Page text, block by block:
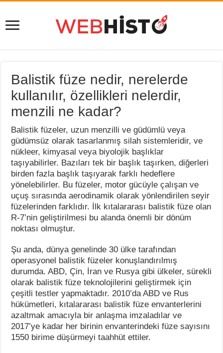
Balistik füze nedir, nerelerde
kullanılır, özellikleri nelerdir,
menzili ne kadar?
Balistik füzeler, uzun menzilli ve güdümlü veya
güdümsüz olarak tasarlanmış silah sistemleridir, ve
nükleer, kimyasal veya biyolojik başlıklar
taşıyabilirler. Bazıları tek bir başlık taşırken, diğerleri
birden fazla başlık taşıyarak farklı hedeflere
yönelebilirler. Bu füzeler, motor gücüyle çalışan ve
uçuş sırasında aerodinamik olarak yönlendirilen seyir
füzelerinden farklıdır. İlk kıtalararası balistik füze olan
R-7’nin geliştirilmesi bu alanda önemli bir dönüm
noktası olmuştur.
Şu anda, dünya genelinde 30 ülke tarafından
operasyonel balistik füzeler konuşlandırılmış
durumda. ABD, Çin, İran ve Rusya gibi ülkeler, sürekli
olarak balistik füze teknolojilerini geliştirmek için
çeşitli testler yapmaktadır. 2010’da ABD ve Rus
hükümetleri, kıtalararası balistik füze envanterlerini
azaltmak amacıyla bir anlaşma imzaladılar ve
2017’ye kadar her birinin envanterindeki füze sayısını
1550 birime düşürmeyi taahhüt ettiler.